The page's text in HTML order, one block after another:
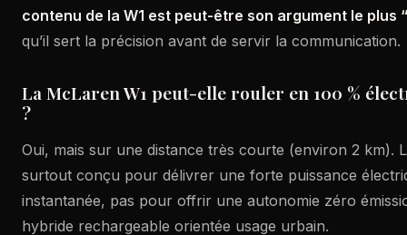
contenu de la W1 est peut-être son argument le plus
qu’il sert la précision avant de servir la communication.
La McLaren W1 peut-elle rouler en 100 %
?
Oui, mais sur une distance très courte (environ 2 km).
surtout conçu pour délivrer une forte puissance
instantanée, pas pour offrir une autonomie zéro
hybride rechargeable orientée usage urbain.